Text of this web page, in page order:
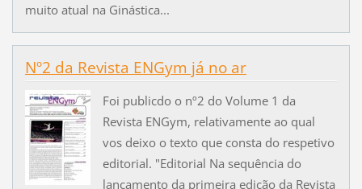
muito atual na Ginástica...
Nº2 da Revista ENGym já no ar
Foi publicdo o nº2 do Volume 1 da
Revista ENGym, relativamente ao qual
vos deixo o texto que consta do respetivo
editorial. "Editorial Na sequência do
lançamento da primeira edição da Revista